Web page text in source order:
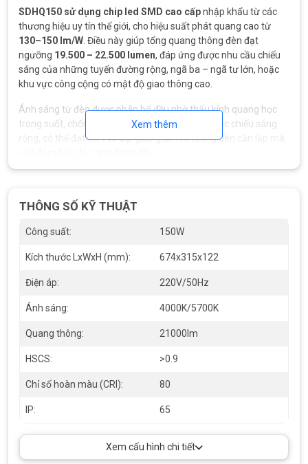
SDHQ150 sử dụng chip led SMD cao cấpnhập khẩu từ các
thương hiệu uy tín thế giới, cho hiệu suất phát quang cao từ
130–150 lm/W . Điều này giúp tổng quang thông đèn đạt
ngưỡng 19.500 – 22.500 lumen, đáp ứng được nhu cầu chiếu
sáng của những tuyến đường rộng, ngã ba – ngã tư lớn, hoặc
khu vực công cộng có mật độ giao thông cao.
Ánh sáng từ đèn được phân bổ đều nhờ thấu kính quang học
trong suốt, chống chói và không gây lóa mắt. Góc chiếu sáng
rộng, có thể đạt tới140 độ, giúp giảm số lượng đèn cần lắp mà
toàn cho người dân.
Đèn đường led 150W SDHQ150 Duhal
Xem thêm
THÔNG SỐ KỸ THUẬT
Công suất: 150W
Kích thước LxWxH (mm): 674x315x122
Điện áp: 220V/50Hz
Ánh sáng: 4000K/5700K
Quang thông: 21000lm
HSCS: >0.9
Chỉ số hoàn màu (CRI): 80
IP: 65
Xem cấu hình chi tiết